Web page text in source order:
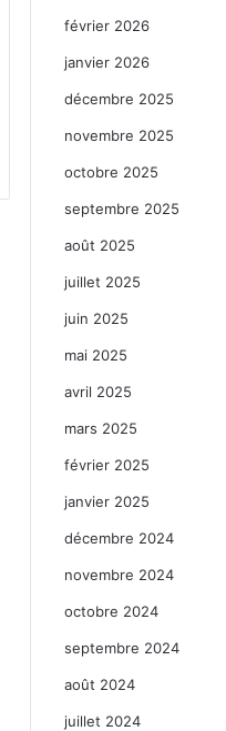
février 2026
janvier 2026
décembre 2025
novembre 2025
octobre 2025
septembre 2025
août 2025
juillet 2025
juin 2025
mai 2025
avril 2025
mars 2025
février 2025
janvier 2025
décembre 2024
novembre 2024
octobre 2024
septembre 2024
août 2024
juillet 2024